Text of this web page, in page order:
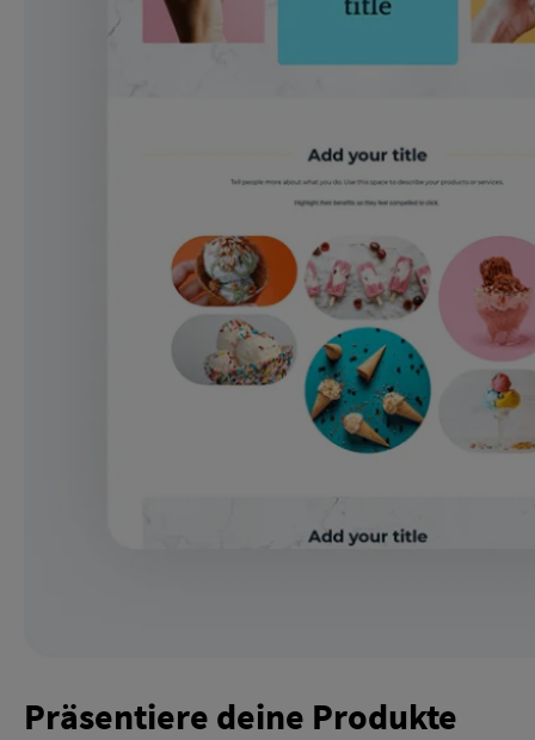
Präsentiere deine Produkte